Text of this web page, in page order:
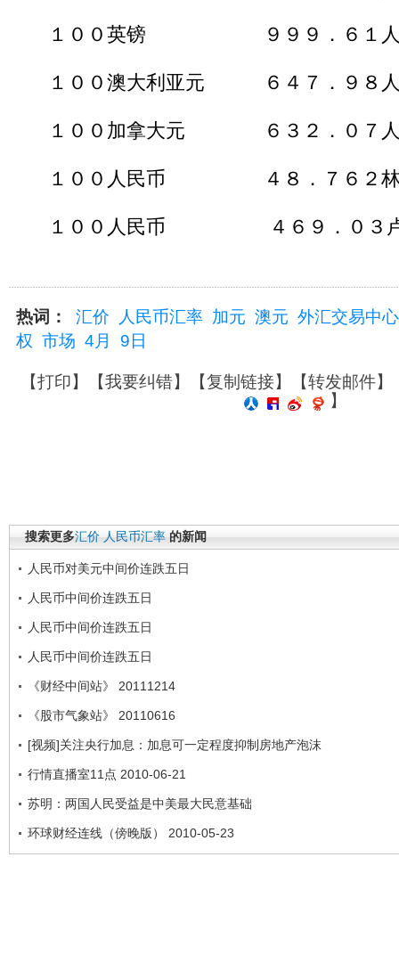
１００英镑 ９９９．６１人
１００澳大利亚元 ６４７．９８人
１００加拿大元 ６３２．０７人
１００人民币 ４８．７６２林
１００人民币 ４６９．０３
热词： 汇价 人民币汇率 加元 澳元 外汇交易中心
权 市场 4月 9日
【打印】【我要纠错】【复制链接】【转发邮件】
】
搜索更多汇价 人民币汇率 的新闻
人民币对美元中间价连跌五日
人民币中间价连跌五日
人民币中间价连跌五日
人民币中间价连跌五日
《财经中间站》 20111214
《股市气象站》 20110616
[视频]关注央行加息：加息可一定程度抑制房地产泡沫
行情直播室11点 2010-06-21
苏明：两国人民受益是中美最大民意基础
环球财经连线（傍晚版） 2010-05-23